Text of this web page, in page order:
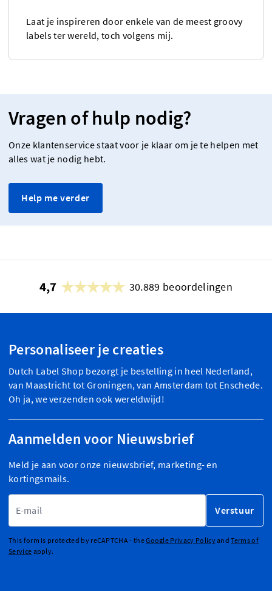
Laat je inspireren door enkele van de meest groovy
labels ter wereld, toch volgens mij.
Vragen of hulp nodig?
Onze klantenservice staat voor je klaar om je te helpen met
alles wat je nodig hebt.
Help me verder
4,7 30.889 beoordelingen
Personaliseer je creaties
Dutch Label Shop bezorgt je bestelling in heel Nederland,
van Maastricht tot Groningen, van Amsterdam tot Enschede.
Oh ja, we verzenden ook wereldwijd!
Aanmelden voor Nieuwsbrief
Meld je aan voor onze nieuwsbrief, marketing- en
kortingsmails.
Verstuur
This form is protected by reCAPTCHA - theGoogle Privacy PolicyandTerms of
Service apply.